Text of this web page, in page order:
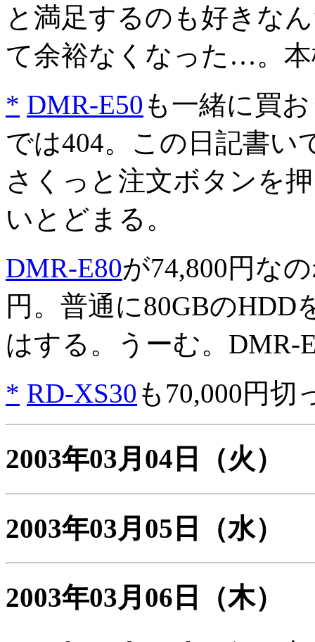
と満足するのも好きな
て余裕なくなった…。
* DMR-E50 も一緒に買
では404。この日記書い
さくっと注文ボタンを
いとどまる。
DMR-E80が74,800円な
円。普通に80GBの
はする。うーむ。DMR-
* RD-XS30 も70,000円切
2003年03月04日 （火）
2003年03月05日 （水）
2003年03月06日
（木）